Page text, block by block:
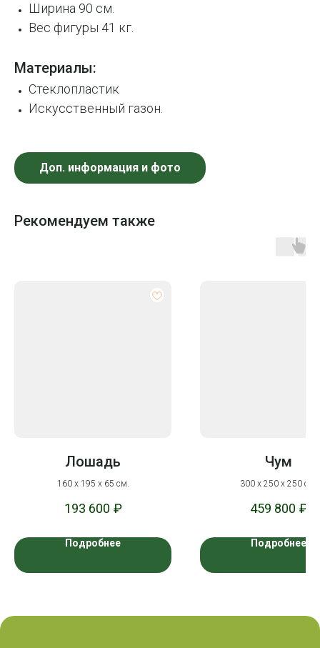
Ширина 90 см.
Вес фигуры 41 кг.
Материалы:
Стеклопластик
Искусственный газон.
Доп. информация и фото
Рекомендуем также
Лошадь
160 х 195 х 65 см.
193 600 ₽
Подробнее
Чум
300 х 250 х 250 см.
459 800 ₽
Подробнее